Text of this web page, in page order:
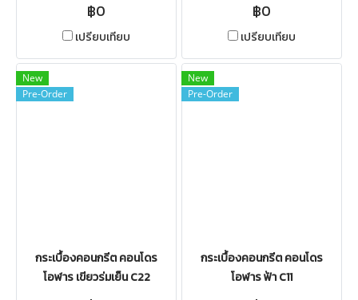
฿0
เปรียบเทียบ
฿0
เปรียบเทียบ
New
Pre-Order
กระเบื้องคอนกรีต คอนโดร
โอฬาร เขียวร่มเย็น C22
New
Pre-Order
กระเบื้องคอนกรีต คอนโดร
โอฬาร ฟ้า C11